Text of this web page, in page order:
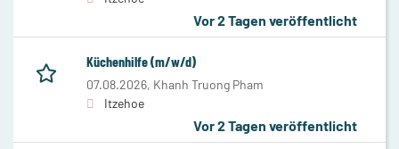
Vor 2 Tagen veröffentlicht
Küchenhilfe (m/w/d)
07.08.2026, Khanh Truong Pham
Itzehoe
Vor 2 Tagen veröffentlicht